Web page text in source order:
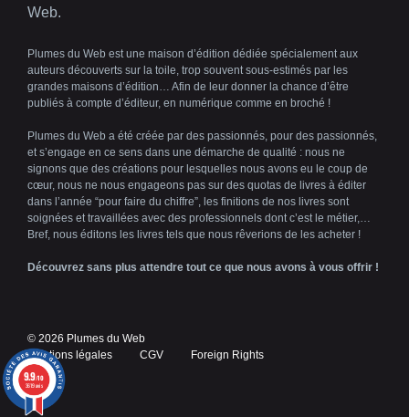
Web.
Plumes du Web est une maison d’édition dédiée spécialement aux
auteurs découverts sur la toile, trop souvent sous-estimés par les
grandes maisons d’édition… Afin de leur donner la chance d’être
publiés à compte d’éditeur, en numérique comme en broché !
Plumes du Web a été créée par des passionnés, pour des passionnés,
et s’engage en ce sens dans une démarche de qualité : nous ne
signons que des créations pour lesquelles nous avons eu le coup de
cœur, nous ne nous engageons pas sur des quotas de livres à éditer
dans l’année “pour faire du chiffre”, les finitions de nos livres sont
soignées et travaillées avec des professionnels dont c’est le métier,…
Bref, nous éditons les livres tels que nous rêverions de les acheter !
Découvrez sans plus attendre tout ce que nous avons à vous offrir !
© 2026 Plumes du Web
Mentions légales
CGV Foreign Rights
9.9/10
3619 avis